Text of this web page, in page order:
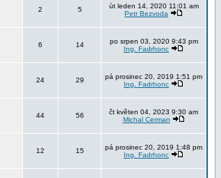
2 5
út leden 14, 2020 11:01 am
Petr Bezvoda
6 14
po srpen 03, 2020 9:43 pm
Ing. Fadrhonc
24 29
pá prosinec 20, 2019 1:51 pm
Ing. Fadrhonc
44 56
čt květen 04, 2023 9:30 am
Michal Cerman
12 15
pá prosinec 20, 2019 1:48 pm
Ing. Fadrhonc